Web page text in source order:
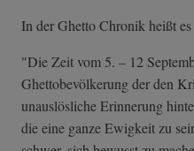
In der Ghetto Chronik heißt
"Die Zeit vom 5. – 12
Ghettobevölkerung der den
unauslösliche Erinnerung
die eine ganze Ewigkeit zu